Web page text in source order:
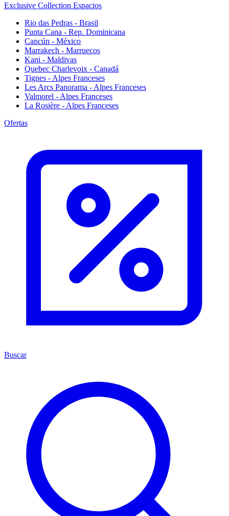
Exclusive Collection Espacios
Rio das Pedras - Brasil
Punta Cana - Rep. Dominicana
Cancún - México
Marrakech - Marruecos
Kani - Maldivas
Quebec Charlevoix - Canadá
Tignes - Alpes Franceses
Les Arcs Panorama - Alpes Franceses
Valmorel - Alpes Franceses
La Rosière - Alpes Franceses
Ofertas
Buscar